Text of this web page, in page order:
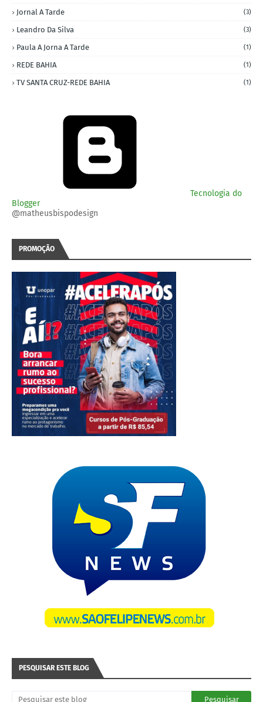
Jornal A Tarde (3)
Leandro Da Silva (3)
Paula A Jorna A Tarde (1)
REDE BAHIA (1)
TV SANTA CRUZ-REDE BAHIA (1)
Tecnologia do
Blogger
@matheusbispodesign
PROMOÇÃO
PESQUISAR ESTE BLOG